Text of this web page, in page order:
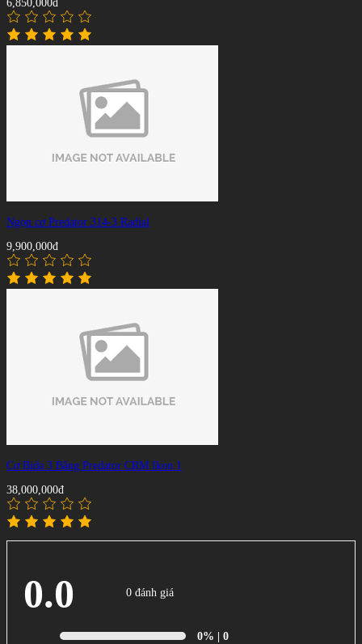
6,850,000đ
Ngọn cơ Predator 314-3 Radial
9,900,000đ
Cơ Bida 3 Băng Predator CRM Ikon 1
38,000,000đ
0.0 0 đánh giá
0% | 0